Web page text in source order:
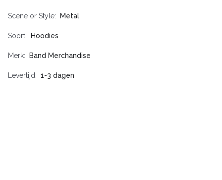
Scene or Style Metal
Soort Hoodies
Merk Band Merchandise
Levertijd 1-3 dagen